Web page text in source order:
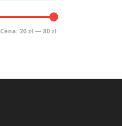
Cena: 20 zł — 80 zł